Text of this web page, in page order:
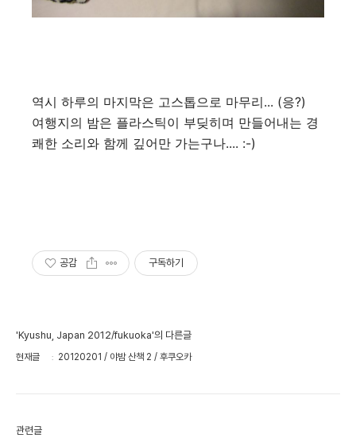
역시 하루의 마지막은 고스톱으로 마무리... (응?)
여행지의 밤은 플라스틱이 부딪히며 만들어내는 경
쾌한 소리와 함께 깊어만 가는구나.... :-)
공감 구독하기
'Kyushu, Japan 2012/fukuoka'의 다른글
현재글 20120201 / 야밤 산책 2 / 후쿠오카
관련글